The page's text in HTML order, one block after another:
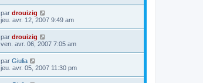
par drouizig
jeu. avr. 12, 2007 9:49 am
par drouizig
ven. avr. 06, 2007 7:05 am
par Giulia
jeu. avr. 05, 2007 11:30 pm